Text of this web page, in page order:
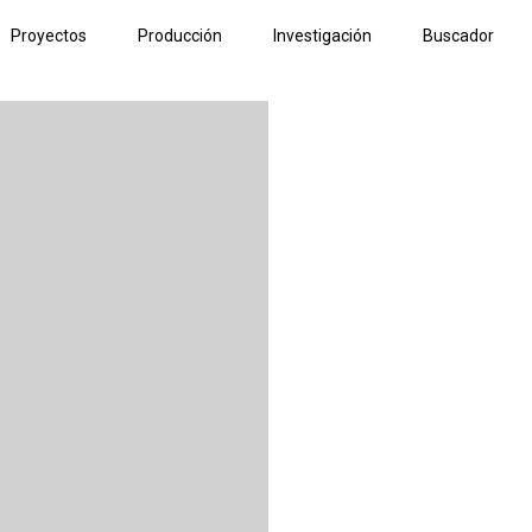
Proyectos Producción Investigación Buscador